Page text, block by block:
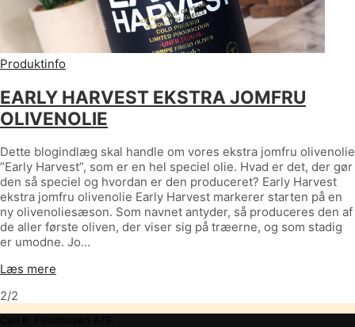
Produktinfo
EARLY HARVEST EKSTRA JOMFRU
OLIVENOLIE
Dette blogindlæg skal handle om vores ekstra jomfru olivenolie
”Early Harvest”, som er en hel speciel olie. Hvad er det, der gør
den så speciel og hvordan er den produceret? Early Harvest
ekstra jomfru olivenolie Early Harvest markerer starten på en
ny olivenoliesæson. Som navnet antyder, så produceres den af
de aller første oliven, der viser sig på træerne, og som stadig
er umodne. Jo…
Læs mere
2/2